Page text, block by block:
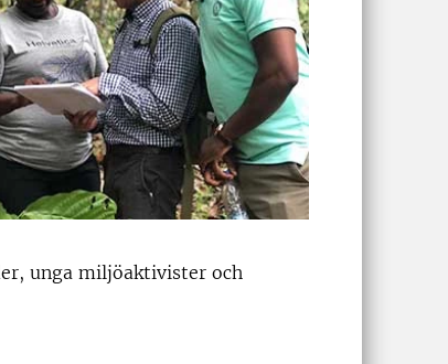
unga miljöaktivister och